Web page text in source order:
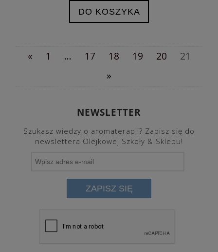
DO KOSZYKA
« 1 ... 17 18 19 20
21
»
NEWSLETTER
Szukasz wiedzy o aromaterapii? Zapisz się do
newslettera Olejkowej Szkoły & Sklepu!
ZAPISZ SIĘ